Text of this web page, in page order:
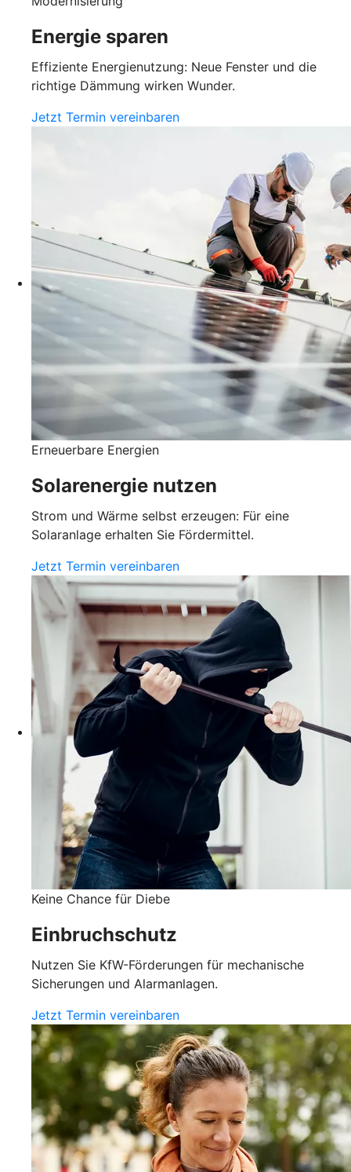
Energie sparen
Effiziente Energienutzung: Neue Fenster und die
richtige Dämmung wirken Wunder.
Jetzt Termin vereinbaren
Erneuerbare Energien
Solarenergie nutzen
Strom und Wärme selbst erzeugen: Für eine
Solaranlage erhalten Sie Fördermittel.
Jetzt Termin vereinbaren
Keine Chance für Diebe
Einbruchschutz
Nutzen Sie KfW-Förderungen für mechanische
Sicherungen und Alarmanlagen.
Jetzt Termin vereinbaren